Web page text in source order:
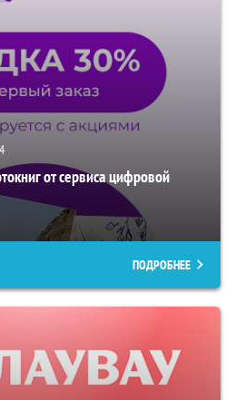
4
от сервиса цифровой
ПОДРОБНЕЕ